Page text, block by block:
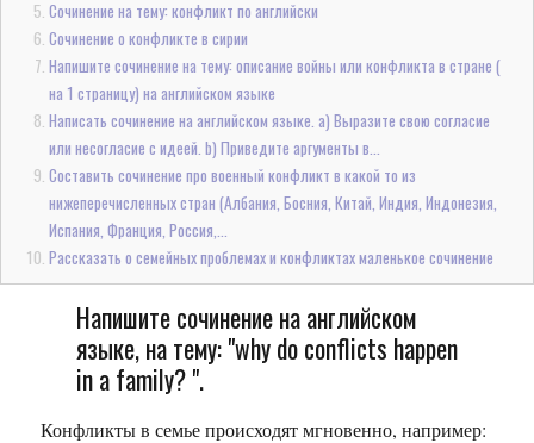
Сочинение на тему: конфликт по английски
Сочинение о конфликте в сирии
Напишите сочинение на тему: описание войны или конфликта в стране (
на 1 страницу) на английском языке
Написать сочинение на английском языке. а) Выразите свою согласие
или несогласие с идеей. b) Приведите аргументы в...
Составить сочинение про военный конфликт в какой то из
нижеперечисленных стран (Албания, Босния, Китай, Индия, Индонезия,
Испания, Франция, Россия,...
Рассказать о семейных проблемах и конфликтах маленькое сочинение
Напишите сочинение на английском
языке, на тему: "why do conflicts happen
in a family? ".
Конфликты в семье происходят мгновенно, например: